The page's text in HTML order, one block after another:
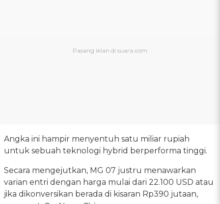
Angka ini hampir menyentuh satu miliar rupiah
untuk sebuah teknologi hybrid berperforma tinggi.
Secara mengejutkan, MG 07 justru menawarkan
varian entri dengan harga mulai dari 22.100 USD atau
jika dikonversikan berada di kisaran Rp390 jutaan,